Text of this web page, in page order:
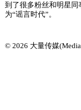
到了很多粉丝和明星同
为“谣言时代”。
© 2026 大量传媒